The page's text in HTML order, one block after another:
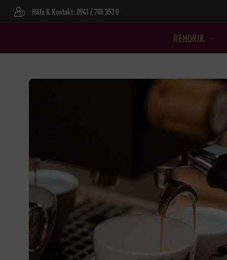
REHORIK
Hilfe & Kontakt: 0941 / 788 353 0